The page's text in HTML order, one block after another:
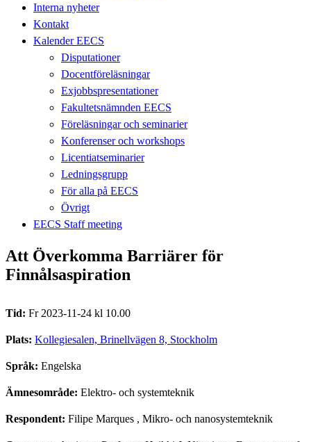
Interna nyheter
Kontakt
Kalender EECS
Disputationer
Docentföreläsningar
Exjobbspresentationer
Fakultetsnämnden EECS
Föreläsningar och seminarier
Konferenser och workshops
Licentiatseminarier
Ledningsgrupp
För alla på EECS
Övrigt
EECS Staff meeting
Att Överkomma Barriärer för
Finnålsaspiration
Tid: Fr 2023-11-24 kl 10.00
Plats: Kollegiesalen, Brinellvägen 8, Stockholm
Språk: Engelska
Ämnesområde: Elektro- och systemteknik
Respondent: Filipe Marques , Mikro- och nanosystemteknik